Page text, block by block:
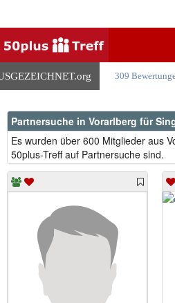
.org 309
Partnersuche in Vorarlberg für
Es wurden über 600 Mitglieder aus
50plus-Treff auf Partnersuche sind.